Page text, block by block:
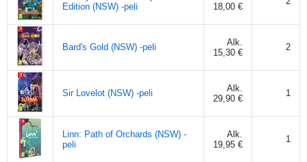
Edition (NSW) -peli
18,00 €
Bard's Gold (NSW) -peli
Alk.
15,30 €
2
Sir Lovelot (NSW) -peli
Alk.
29,90 €
1
Linn: Path of Orchards (NSW) -
peli
Alk.
19,95 €
1